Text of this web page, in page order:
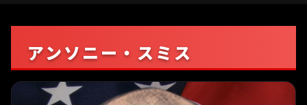
アンソニー・スミス